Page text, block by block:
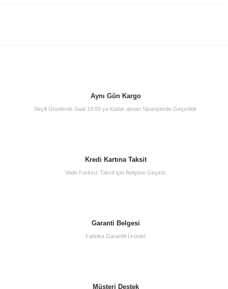
Aynı Gün Kargo
Seçili Ürünlerde Saat 16:00 ya Kadar alınan Siparişlerde Geçerlidir
Kredi Kartına Taksit
Vade Farksız Taksit için İletişime Geçiniz
Garanti Belgesi
Fabrika Garantili Ürünler
Müşteri Destek